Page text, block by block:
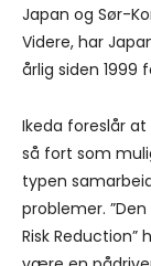
Japan og Sør-
Videre, har
årlig siden
Ikeda foreslår
så fort som
typen
problemer.
Risk Reduction”